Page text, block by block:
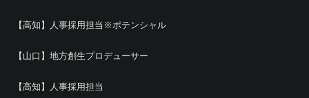
【高知】人事採用担当※ポテンシャル
【山口】地方創生プロデューサー
【高知】人事採用担当